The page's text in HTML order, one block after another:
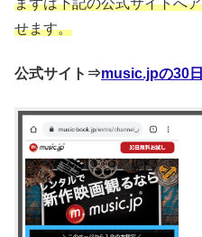
せます。
公式サイト⇒music.jpの30